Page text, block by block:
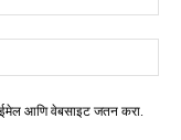
ईमेल आणि वेबसाइट जतन करा.